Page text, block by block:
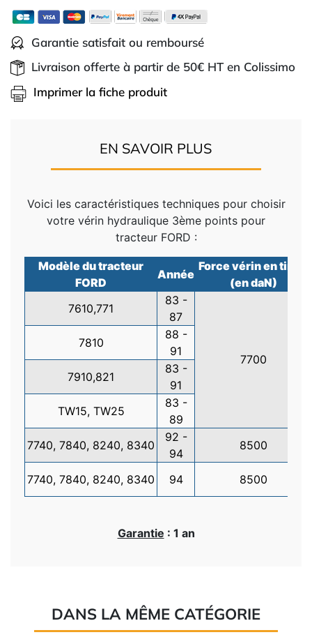
Garantie satisfait ou remboursé
Livraison offerte à partir de 50€ HT en Colissimo
Imprimer la fiche produit
EN SAVOIR PLUS
Voici les caractéristiques techniques pour choisir
votre vérin hydraulique 3ème points pour
tracteur FORD :
Modèle du tracteur
FORD
Année
Force vérin en tirant
(en daN)
7610,771
83 -
87
7700
7810
88 -
91
7910,821
83 -
91
TW15, TW25
83 -
89
7740, 7840, 8240, 8340
92 -
94
8500
7740, 7840, 8240, 8340 94 8500
Garantie : 1 an
DANS LA MÊME CATÉGORIE